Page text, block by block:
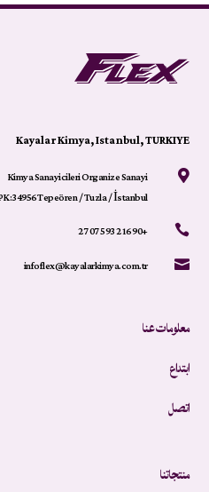
Kayalar Kimya, Istanbul, TURKIYE

Kimya Sanayicileri Organize Sanayi
Tepeören / Tuzla / İstanbul

+90 216 593 07 27

infoflex@kayalarkimya.com.tr
معلومات عنا
ابتداع
اتصل
منتجاتنا